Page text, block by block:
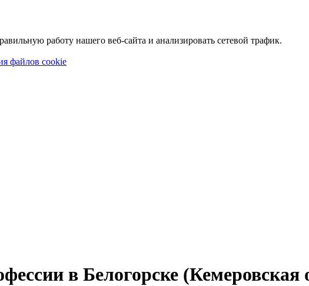
работу нашего веб-сайта и анализировать сетевой трафик.
файлов cookie
в Белогорске (Кемеровская